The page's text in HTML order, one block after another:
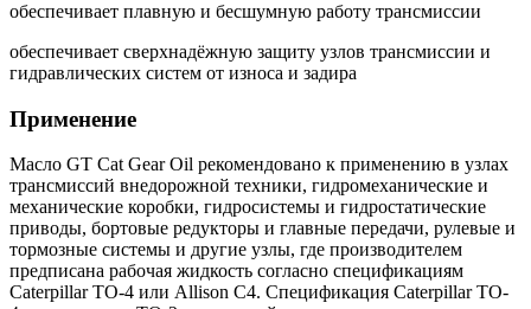
обеспечивает плавную и бесшумную работу трансмиссии
обеспечивает сверхнадёжную защиту узлов трансмиссии и
гидравлических систем от износа и задира
Применение
Масло GT Сat Gear Oil рекомендовано к применению в узлах
трансмиссий внедорожной техники, гидромеханические и
механические коробки, гидросистемы и гидростатические
приводы, бортовые редукторы и главные передачи, рулевые и
тормозные системы и другие узлы, где производителем
предписана рабочая жидкость согласно спецификациям
Caterpillar TO-4 или Allison C4. Спецификация Caterpillar TO-